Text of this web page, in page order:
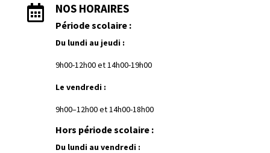
 NOS HORAIRES
Période scolaire :
Du lundi au jeudi :
9h00-12h00 et14h00-19h00
Le vendredi :
9h00–12h00 et 14h00-18h00
Hors période scolaire :
Du lundi au vendredi :